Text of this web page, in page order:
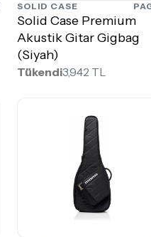
SOLID CASE
Solid Case Premium
Akustik Gitar Gigbag
(Siyah)
Tükendi3,942 TL